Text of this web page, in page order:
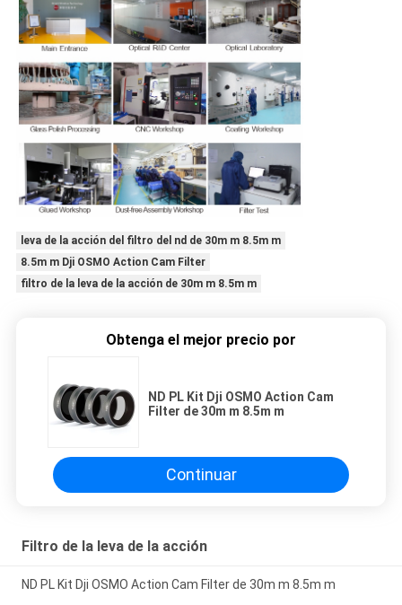
leva de la acción del filtro del nd de 30m m 8.5m m
8.5m m Dji OSMO Action Cam Filter
filtro de la leva de la acción de 30m m 8.5m m
Obtenga el mejor precio por
ND PL Kit Dji OSMO Action Cam
Filter de 30m m 8.5m m
Continuar
Filtro de la leva de la acción
ND PL Kit Dji OSMO Action Cam Filter de 30m m 8.5m m